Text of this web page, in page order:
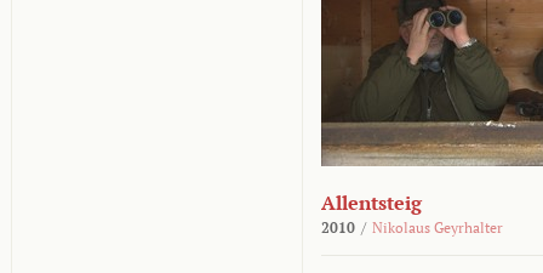
Allentsteig
2010 / Nikolaus Geyrhalter